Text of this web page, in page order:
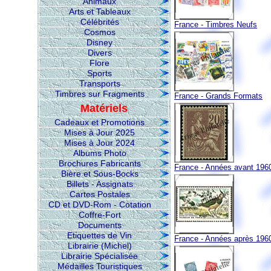
Arts et Tableaux
Célébrités
Cosmos
Disney
Divers
Flore
Sports
Transports
Timbres sur Fragments
Matériels
Cadeaux et Promotions
Mises à Jour 2025
Mises à Jour 2024
Albums Photo
Brochures Fabricants
Bière et Sous-Bocks
Billets - Assignats
Cartes Postales
CD et DVD-Rom - Cotation
Coffre-Fort
Documents
Etiquettes de Vin
Librairie (Michel)
Librairie Spécialisée
Médailles Touristiques
France - Timbres Neufs
France - Grands Formats
France - Années avant
France - Années après